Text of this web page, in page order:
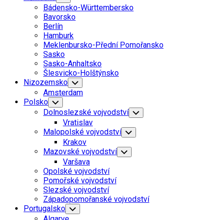
Child
Menu
Bádensko-Württembersko
Bavorsko
Berlín
Hamburk
Meklenbursko-Přední Pomořansko
Sasko
Sasko-Anhaltsko
Šlesvicko-Holštýnsko
Nizozemsko Toggle
Child
Menu
Amsterdam
Polsko Toggle
Child
Menu
Dolnoslezské vojvodství Toggle
Child
Menu
Vratislav
Malopolské vojvodství Toggle
Child
Menu
Krakov
Mazovské vojvodství Toggle
Child
Varšava
Opolské vojvodství
Pomořské vojvodství
Slezské vojvodství
Západopomořanské vojvodství
Portugalsko Toggle
Child